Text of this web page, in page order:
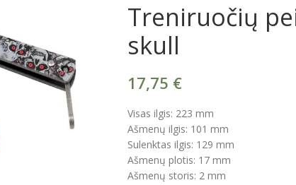
Treniruočių
skull
17,75 €
Visas ilgis: 223 mm
Ašmenų ilgis: 101 mm
Sulenktas ilgis: 129 mm
Ašmenų plotis: 17 mm
Ašmenų storis: 2 mm